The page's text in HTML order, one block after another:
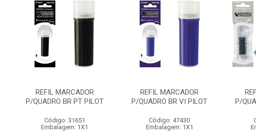
REFIL MARCADOR
P/QUADRO BR PT PILOT
Código: 31651
Embalagem: 1X1
REFIL MARCADOR
P/QUADRO BR VI PILOT
Código: 47430
Embalagem: 1X1
P/